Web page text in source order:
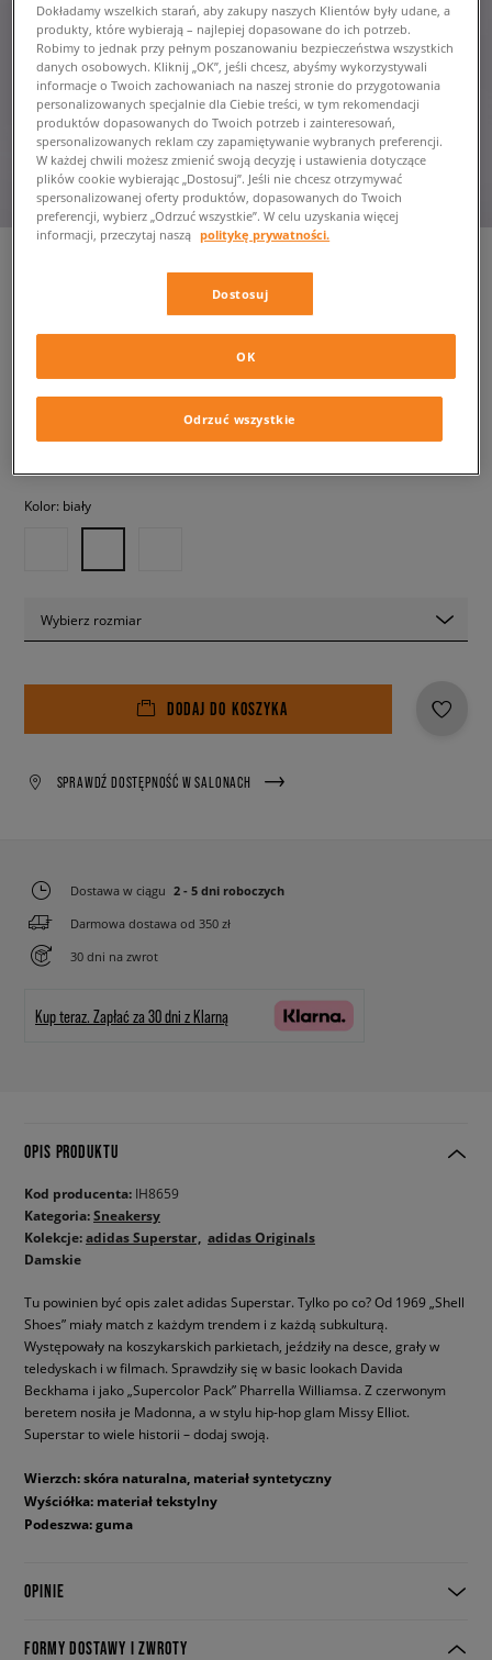
ADIDAS SUPERSTAR II W
damskie, sneakersy
529,99 zł
Kolor: biały
Wybierz rozmiar
DODAJ DO KOSZYKA
SPRAWDŹ DOSTĘPNOŚĆ W SALONACH
Dostawa w ciągu 2 - 5 dni roboczych
Darmowa dostawa od 350 zł
30 dni na zwrot
Kup teraz. Zapłać za 30 dni z Klarną
OPIS PRODUKTU
Kod producenta: IH8659
Kategoria:Sneakersy
Kolekcje:adidas Superstar adidas Originals
Damskie
Tu powinien być opis zalet adidas Superstar. Tylko po co? Od 1969 „Shell
Shoes” miały match z każdym trendem i z każdą subkulturą.
Występowały na koszykarskich parkietach, jeździły na desce, grały w
teledyskach i w filmach. Sprawdziły się w basic lookach Davida
Beckhama i jako „Supercolor Pack” Pharrella Williamsa. Z czerwonym
beretem nosiła je Madonna, a w stylu hip-hop glam Missy Elliot.
Superstar to wiele historii – dodaj swoją.
Wierzch: skóra naturalna, materiał syntetyczny
Wyściółka: materiał tekstylny
Podeszwa: guma
OPINIE
FORMY DOSTAWY I ZWROTY
Dokładamy wszelkich starań, aby zakupy naszych Klientów były udane, a
produkty, które wybierają – najlepiej dopasowane do ich potrzeb.
Robimy to jednak przy pełnym poszanowaniu bezpieczeństwa wszystkich
danych osobowych. Kliknij „OK”, jeśli chcesz, abyśmy wykorzystywali
informacje o Twoich zachowaniach na naszej stronie do przygotowania
personalizowanych specjalnie dla Ciebie treści, w tym rekomendacji
produktów dopasowanych do Twoich potrzeb i zainteresowań,
spersonalizowanych reklam czy zapamiętywanie wybranych preferencji.
W każdej chwili możesz zmienić swoją decyzję i ustawienia dotyczące
plików cookie wybierając „Dostosuj”. Jeśli nie chcesz otrzymywać
spersonalizowanej oferty produktów, dopasowanych do Twoich
preferencji, wybierz „Odrzuć wszystkie”. W celu uzyskania więcej
informacji, przeczytaj naszą politykę prywatności.
Dostosuj
Odrzuć wszystkie
OK